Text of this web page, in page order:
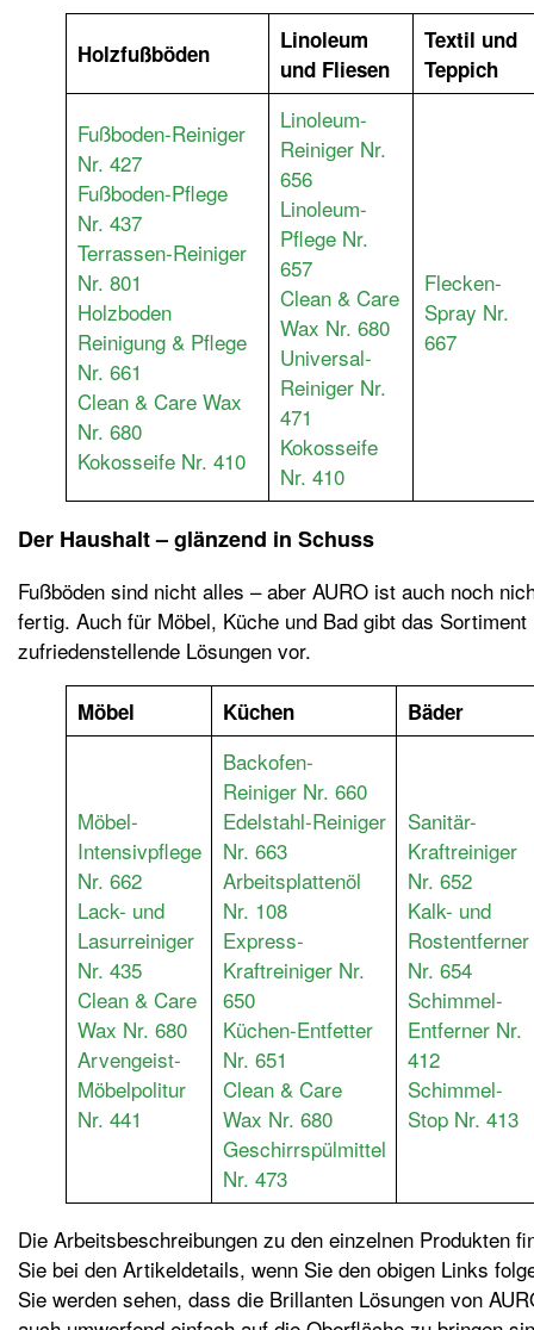
Holzfußböden
Linoleum
und Fliesen
Textil und
Teppich
Fußboden-Reiniger
Nr. 427
Fußboden-Pflege
Nr. 437
Terrassen-Reiniger
Nr. 801
Holzboden
Reinigung & Pflege
Nr. 661
Clean & Care Wax
Nr. 680
Kokosseife Nr. 410
Linoleum-
Reiniger Nr.
656
Linoleum-
Pflege Nr.
657
Clean & Care
Wax Nr. 680
Universal-
Reiniger Nr.
471
Kokosseife
Nr. 410
Flecken-
Spray Nr.
667
Der Haushalt – glänzend in Schuss
Fußböden sind nicht alles – aber AURO ist auch noch
fertig. Auch für Möbel, Küche und Bad gibt das Sortiment
zufriedenstellende Lösungen vor.
Möbel Küchen Bäder
Möbel-
Intensivpflege
Nr. 662
Lack- und
Lasurreiniger
Nr. 435
Clean & Care
Wax Nr. 680
Arvengeist-
Möbelpolitur
Nr. 441
Backofen-
Reiniger Nr. 660
Edelstahl-Reiniger
Nr. 663
Arbeitsplattenöl
Nr. 108
Express-
Kraftreiniger Nr.
650
Küchen-Entfetter
Nr. 651
Clean & Care
Wax Nr. 680
Geschirrspülmittel
Nr. 473
Sanitär-
Kraftreiniger
Nr. 652
Kalk- und
Rostentferner
Nr. 654
Schimmel-
Entferner Nr.
412
Schimmel-
Stop Nr. 413
Die Arbeitsbeschreibungen zu den einzelnen Produkten
Sie bei den Artikeldetails, wenn Sie den obigen Links
Sie werden sehen, dass die Brillanten Lösungen von